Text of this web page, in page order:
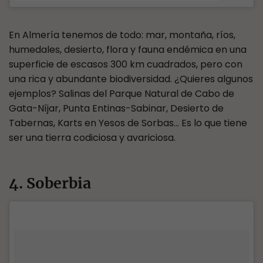
En Almería tenemos de todo: mar, montaña, ríos,
humedales, desierto, flora y fauna endémica en una
superficie de escasos 300 km cuadrados, pero con
una rica y abundante biodiversidad. ¿Quieres algunos
ejemplos? Salinas del Parque Natural de Cabo de
Gata-Níjar, Punta Entinas-Sabinar, Desierto de
Tabernas, Karts en Yesos de Sorbas… Es lo que tiene
ser una tierra codiciosa y avariciosa.
4. Soberbia